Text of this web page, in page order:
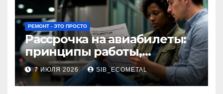
РЕМОНТ - ЭТО ПРОСТО
Рассрочка на авиабилеты:
принципы работы,
требования и
потенциальные риски
7 ИЮЛЯ 2026 SIB_ECOMETAL